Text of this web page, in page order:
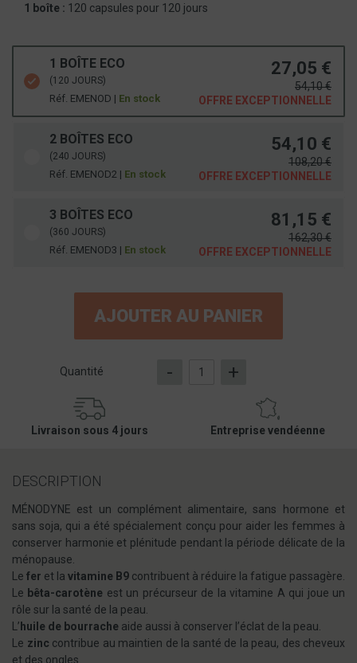
1 boîte : 120 capsules pour 120 jours
1 BOÎTE ECO
(120 JOURS)
Réf. EMENOD | En stock
27,05 €
54,10 €
OFFRE EXCEPTIONNELLE
2 BOÎTES ECO
(240 JOURS)
Réf. EMENOD2 | En stock
54,10 €
108,20 €
OFFRE EXCEPTIONNELLE
3 BOÎTES ECO
(360 JOURS)
Réf. EMENOD3 | En stock
81,15 €
162,30 €
OFFRE EXCEPTIONNELLE
AJOUTER AU PANIER
Quantité - +
Livraison sous 4 jours Entreprise vendéenne
DESCRIPTION
MÉNODYNE est un complément alimentaire, sans hormone et
sans soja, qui a été spécialement conçu pour aider les femmes à
conserver harmonie et plénitude pendant la période délicate de la
ménopause.
Le fer et la vitamine B9 contribuent à réduire la fatigue passagère.
Le bêta-carotène est un précurseur de la vitamine A qui joue un
rôle sur la santé de la peau.
L’ huile de bourrache aide aussi à conserver l’éclat de la peau.
Le zinc contribue au maintien de la santé de la peau, des cheveux
et des ongles.